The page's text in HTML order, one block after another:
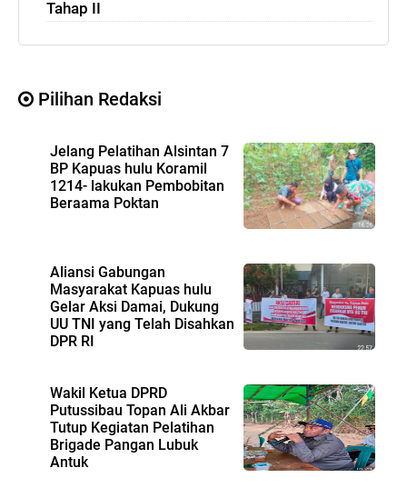
Tahap II
Pilihan Redaksi
Jelang Pelatihan Alsintan 7
BP Kapuas hulu Koramil
1214- lakukan Pembobitan
Beraama Poktan
Aliansi Gabungan
Masyarakat Kapuas hulu
Gelar Aksi Damai, Dukung
UU TNI yang Telah Disahkan
DPR RI
Wakil Ketua DPRD
Putussibau Topan Ali Akbar
Tutup Kegiatan Pelatihan
Brigade Pangan Lubuk
Antuk